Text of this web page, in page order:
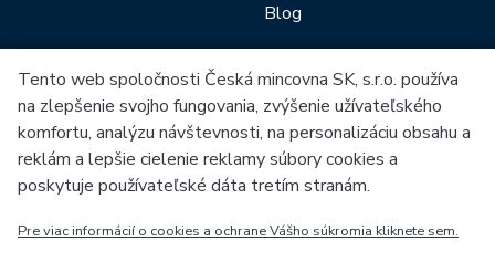
Blog
Medzi našich partnerov patria:
Európska únia
Tento web spoločnosti Česká mincovna SK, s.r.o. používa
na zlepšenie svojho fungovania, zvýšenie užívateľského
komfortu, analýzu návštevnosti, na personalizáciu obsahu a
reklám a lepšie cielenie reklamy súbory cookies a
poskytuje používateľské dáta tretím stranám.
Pre viac informácií o cookies a ochrane Vášho súkromia kliknete sem.